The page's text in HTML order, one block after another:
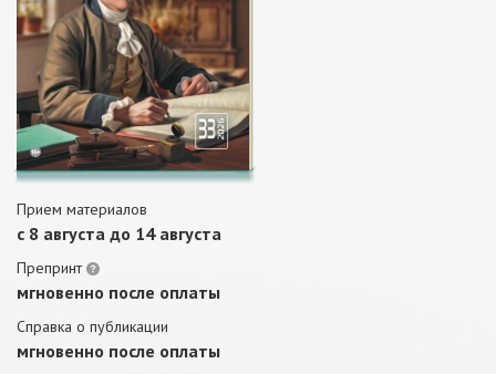
Прием материалов
c 8 августа до 14 августа
Препринт
мгновенно после оплаты
Справка о публикации
мгновенно после оплаты